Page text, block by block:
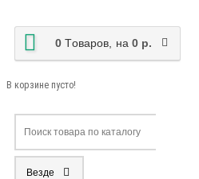
0 Tоваров, на 0 р.
В корзине пусто!
Везде